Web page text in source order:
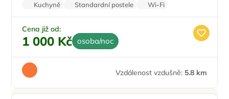
Kuchyně Standardní postele
Wi-Fi
Nekuřácký objekt
Parkování zdarma
Cena již od:
1 000 Kč osoba/noc
Vzdálenost vzdušně: 5.8 km